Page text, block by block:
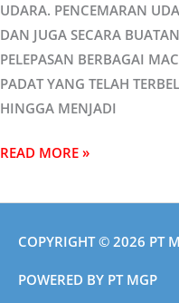
UDARA. PENCEMARAN
DAN JUGA SECARA
PELEPASAN BERBAGAI
PADAT YANG TELAH
HINGGA MENJADI
READ MORE »
COPYRIGHT © 2026 PT
POWERED BY PT MGP